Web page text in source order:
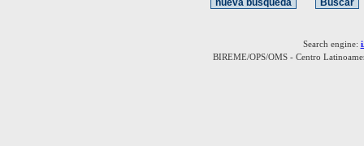
Search engine:
BIREME/OPS/OMS - Centro